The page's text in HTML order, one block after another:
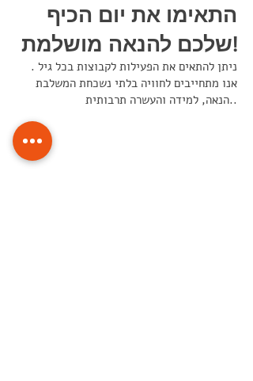
התאימו את יום הכיף
שלכם להנאה מושלמת!
ניתן להתאים את הפעילות לקבוצות בכל גיל .
אנו מתחייבים לחוויה בלתי נשכחת המשלבת
.הנאה, למידה והעשרה תרבותית.